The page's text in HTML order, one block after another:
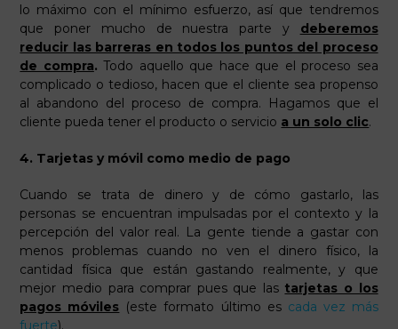
lo máximo con el mínimo esfuerzo, así que tendremos
que poner mucho de nuestra parte y deberemos
reducir las barreras en todos los puntos del proceso
de compra.Todo aquello que hace que el proceso sea
complicado o tedioso, hacen que el cliente sea propenso
al abandono del proceso de compra. Hagamos que el
cliente pueda tener el producto o servicio a un solo clic.
4. Tarjetas y móvil como medio de pago
Cuando se trata de dinero y de cómo gastarlo, las
personas se encuentran impulsadas por el contexto y la
percepción del valor real. La gente tiende a gastar con
menos problemas cuando no ven el dinero físico, la
cantidad física que están gastando realmente, y que
mejor medio para comprar pues que las tarjetas o los
pagos móviles (este formato último es cada vez más
fuerte).